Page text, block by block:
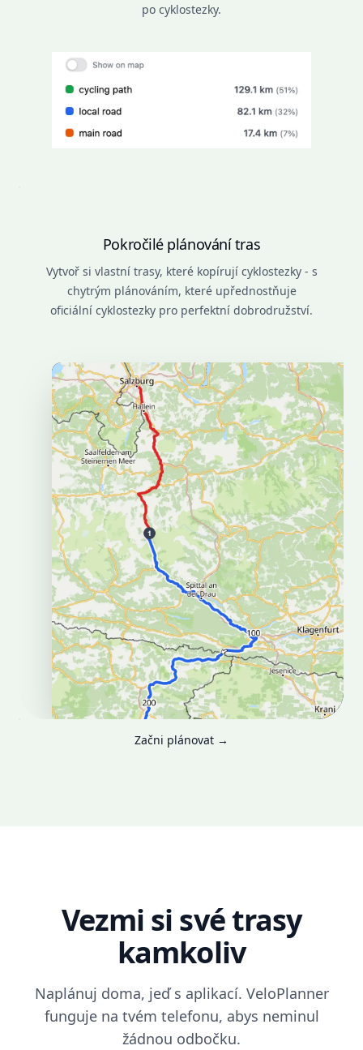
po cyklostezky.
Pokročilé plánování tras
Vytvoř si vlastní trasy, které kopírují cyklostezky - s
chytrým plánováním, které upřednostňuje
oficiální cyklostezky pro perfektní dobrodružství.
Začni plánovat →
Vezmi si své trasy
kamkoliv
Naplánuj doma, jeď s aplikací. VeloPlanner
funguje na tvém telefonu, abys neminul
žádnou odbočku.